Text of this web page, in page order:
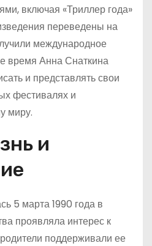
включая «Триллер года»
переведены на
международное
время Анна Снаткина
и представлять свои
фестивалях и
миру.
и
5 марта 1990 года в
проявляла интерес к
поддерживали ее